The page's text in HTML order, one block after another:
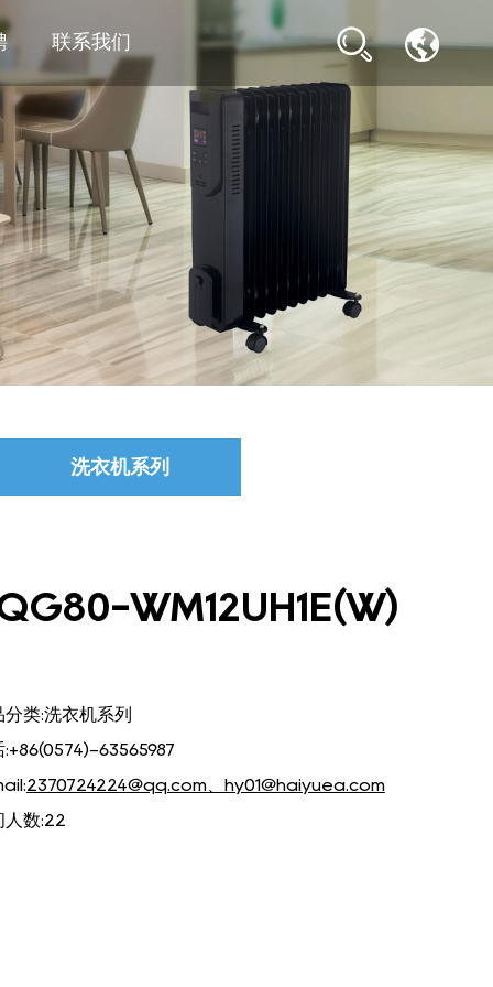
联系我们
洗衣机系列
WM12UH1E(W)
分类:洗衣机系列
:+86(0574)-63565987
2370724224@qq.com、hy01@haiyuea.com
人数:22